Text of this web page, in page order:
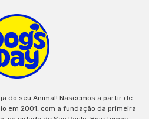
do seu Animal! Nascemos a partir de
em 2001, com a fundação da primeira